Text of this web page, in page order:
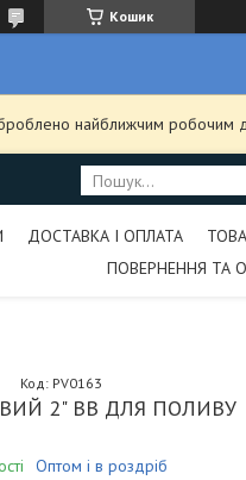
Кошик
найближчим робочим
ДОСТАВКА І ОПЛАТА
ПОВЕРНЕННЯ ТА
2" ВВ ДЛЯ ПОЛИВУ
Оптом і в роздріб
Код: PV0163